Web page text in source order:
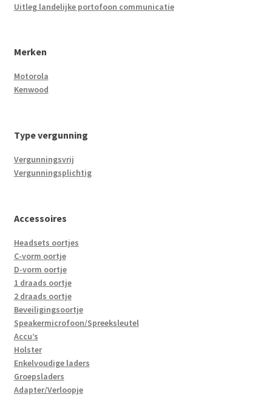
Uitleg landelijke portofoon communicatie
Merken
Motorola
Kenwood
Type vergunning
Vergunningsvrij
Vergunningsplichtig
Accessoires
Headsets oortjes
C-vorm oortje
D-vorm oortje
1 draads oortje
2 draads oortje
Beveiligingsoortje
Speakermicrofoon/Spreeksleutel
Accu’s
Holster
Enkelvoudige laders
Groepsladers
Adapter/Verloopje